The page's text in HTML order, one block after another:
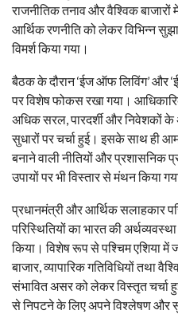
राजनीतिक तनाव और वैश्विक बाजारों
आर्थिक रणनीति को लेकर विभिन्न
विमर्श किया गया।
बैठक के दौरान ‘ईज ऑफ लिविंग’ और
पर विशेष फोकस रखा गया।
अधिक सरल, पारदर्शी और निवेशकों
सुधारों पर चर्चा हुई। इसके साथ ही
बनाने वाली नीतियों और प्रशासनिक
उपायों पर भी विस्तार से मंथन किया
प्रधानमंत्री और आर्थिक सलाहकार
परिस्थितियों का भारत की
किया। विशेष रूप से पश्चिम एशिया में
बाजार, व्यापारिक गतिविधियों तथा
संभावित असर को लेकर विस्तृत चर्चा
से निपटने के लिए अपने विश्लेषण और